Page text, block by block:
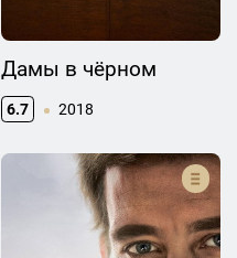
Дамы в чёрном
6.7 2018